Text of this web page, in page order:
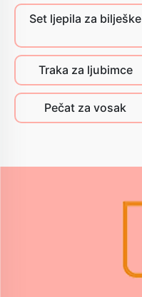
Set ljepila za bilješke
Traka za ljubimce
Pečat za vosak